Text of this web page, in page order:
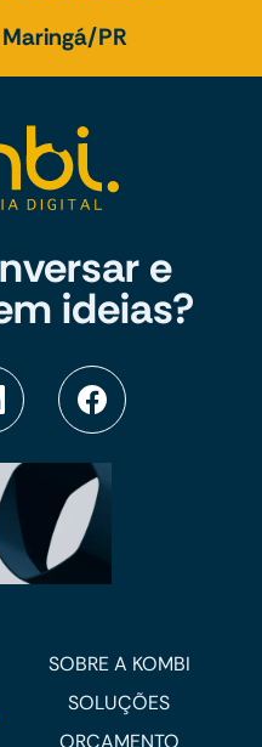
PR
e
ideias?
SOBRE A KOMBI
SOLUÇÕES
ORÇAMENTO